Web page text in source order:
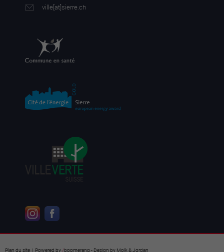
ville[at]sierre.ch
Plan du site | Powered by/boomerang - Design by Molk & Jordan